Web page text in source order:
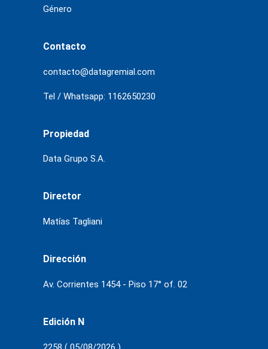
Género
Contacto
contacto@datagremial.com
Tel / Whatsapp: 1162650230
Propiedad
Data Grupo S.A.
Director
Matías Tagliani
Dirección
Av. Corrientes 1454 - Piso 17° of. 02
Edición N